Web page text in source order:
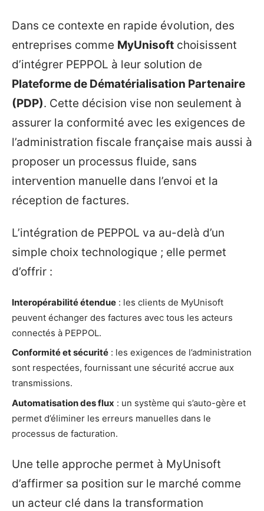
Dans ce contexte en rapide évolution, des
entreprises comme MyUnisoft choisissent
d’intégrer PEPPOL à leur solution de
Plateforme de Dématérialisation Partenaire
(PDP). Cette décision vise non seulement à
assurer la conformité avec les exigences de
l’administration fiscale française mais aussi à
proposer un processus fluide, sans
intervention manuelle dans l’envoi et la
réception de factures.
L’intégration de PEPPOL va au-delà d’un
simple choix technologique ; elle permet
d’offrir :
Interopérabilité étendue : les clients de MyUnisoft
peuvent échanger des factures avec tous les acteurs
connectés à PEPPOL.
Conformité et sécurité : les exigences de l’administration
sont respectées, fournissant une sécurité accrue aux
transmissions.
Automatisation des flux : un système qui s’auto-gère et
permet d’éliminer les erreurs manuelles dans le
processus de facturation.
Une telle approche permet à MyUnisoft
d’affirmer sa position sur le marché comme
un acteur clé dans la transformation